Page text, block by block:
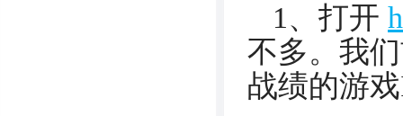
1、打开
不多。我
战绩的游